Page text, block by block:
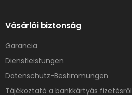
Vásárlói biztonság
Garancia
Dienstleistungen
Datenschutz-Bestimmungen
Tájékoztató a bankkártyás fizetésről